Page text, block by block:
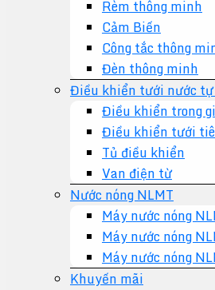
Rèm thông minh
Cảm Biến
Công tắc thông
Đèn thông minh
Điều khiển tưới nước tự
Điều khiển trong
Điều khiển tưới
Tủ điều khiển
Van điện từ
Nước nóng NLMT
Máy nước nóng
Máy nước nóng
Máy nước nóng
Khuyến mãi